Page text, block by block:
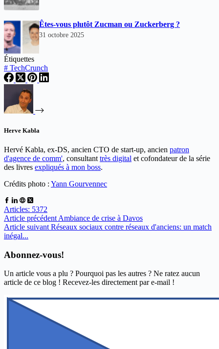
Êtes-vous plutôt Zucman ou Zuckerberg ?
31 octobre 2025
Étiquettes
# TechCrunch
Herve Kabla
Hervé Kabla, ex-DS, ancien CTO de start-up, ancien patron
d'agence de comm', consultant très digital et cofondateur de la série
des livres expliqués à mon boss.
Crédits photo : Yann Gourvennec
Articles: 5372
Article précédent Ambiance de crise à Davos
Article suivant Réseaux sociaux contre réseaux d'anciens: un match
inégal...
Abonnez-vous!
Un article vous a plu ? Pourquoi pas les autres ? Ne ratez aucun
article de ce blog ! Recevez-les directement par e-mail !